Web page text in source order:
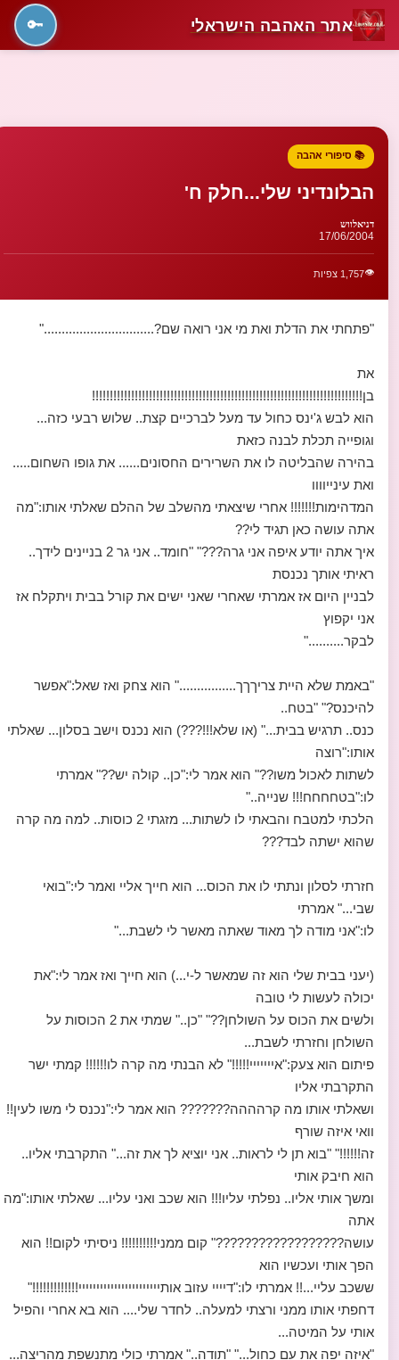
אתר האהבה הישראלי 🔑
📚 סיפורי אהבה
הבלונדיני שלי...חלק ח'
דניאלווש
17/06/2004
👁️1,757 צפיות
"פתחתי את הדלת ואת מי אני רואה שם?..............................."
את
בן!!!!!!!!!!!!!!!!!!!!!!!!!!!!!!!!!!!!!!!!!!!!!!!!!!!!!!!!!!!!!!!!!!!!!!!!!!!!
הוא לבש ג'ינס כחול עד מעל לברכיים קצת.. שלוש רבעי כזה...
וגופייה תכלת לבנה כזאת
בהירה שהבליטה לו את השרירים החסונים...... את גופו השחום.....
ואת עינייוווו
המדהימות!!!!!!! אחרי שיצאתי מהשלב של ההלם שאלתי אותו:"מה
אתה עושה כאן תגיד לי??
איך אתה יודע איפה אני גרה???" "חומד.. אני גר 2 בניינים לידך..
ראיתי אותך נכנסת
לבניין היום אז אמרתי שאחרי שאני ישים את קורל בבית ויתקלח אז
אני יקפוץ
לבקר.........."
"באמת שלא היית צריךךך................" הוא צחק ואז שאל:"אפשר
להיכנס?" "בטח..
כנס.. תרגיש בבית..." (או שלא!!!???) הוא נכנס וישב בסלון... שאלתי
אותו:"רוצה
לשתות לאכול משו??" הוא אמר לי:"כן.. קולה יש??" אמרתי
לו:"בטחחחח!!! שנייה.."
הלכתי למטבח והבאתי לו לשתות... מזגתי 2 כוסות.. למה מה קרה
שהוא ישתה לבד???
חזרתי לסלון ונתתי לו את הכוס... הוא חייך אליי ואמר לי:"בואי
שבי..." אמרתי
לו:"אני מודה לך מאוד שאתה מאשר לי לשבת..."
(יעני בבית שלי הוא זה שמאשר ל-י...) הוא חייך ואז אמר לי:"את
יכולה לעשות לי טובה
ולשים את הכוס על השולחן??" "כן.." שמתי את 2 הכוסות על
השולחן וחזרתי לשבת...
פיתום הוא צעק:"אייייייי!!!!!" לא הבנתי מה קרה לו!!!!!! קמתי ישר
התקרבתי אליו
ושאלתי אותו מה קרהההה??????? הוא אמר לי:"נכנס לי משו לעין!!
וואי איזה שורף
זה!!!!!!" "בוא תן לי לראות.. אני יוציא לך את זה..." התקרבתי אליו..
הוא חיבק אותי
ומשך אותי אליו.. נפלתי עליו!!! הוא שכב ואני עליו... שאלתי אותו:"מה
אתה
עושה??????????????????" קום ממני!!!!!!!!!! ניסיתי לקום!! הוא
הפך אותי ועכשיו הוא
ששכב עליי...!! אמרתי לו:"דיייי עזוב אותייייייייייייייייייייייי!!!!!!!!!!!!!"
דחפתי אותו ממני ורצתי למעלה.. לחדר שלי.... הוא בא אחרי והפיל
אותי על המיטה...
"איזה יפה את עם כחול..." "תודה.." אמרתי כולי מתנשפת מהריצה...